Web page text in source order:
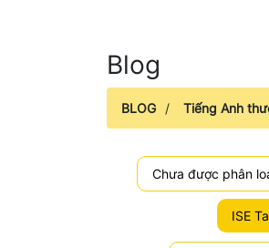
Blog
BLOG / Tiếng Anh
Chưa được phân
ISE